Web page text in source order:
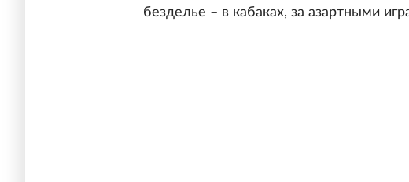
безделье – в кабаках, за азартными